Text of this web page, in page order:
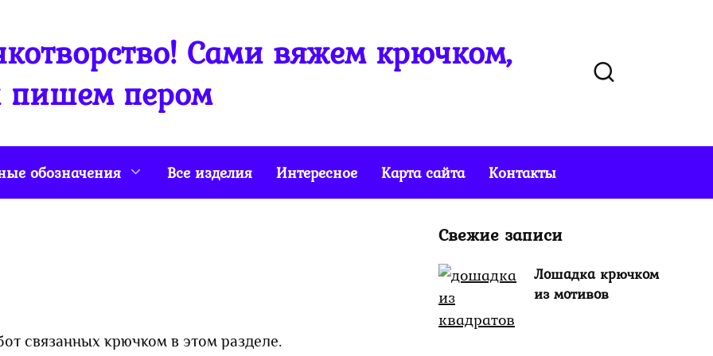
Сами вяжем крючком,
пишем пером
обозначения Все изделия Интересное Карта сайта Контакты
связанных крючком в этом разделе.
Свежие записи
Лошадка крючком
из мотивов